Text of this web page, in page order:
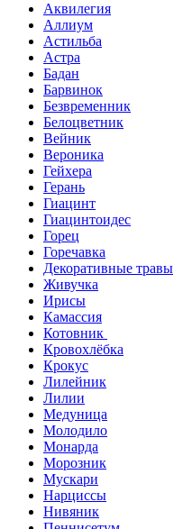
Аквилегия
Аллиум
Астильба
Астра
Бадан
Барвинок
Безвременник
Белоцветник
Вейник
Вероника
Гейхера
Герань
Гиацинт
Гиацинтоидес
Горец
Горечавка
Декоративные травы
Живучка
Ирисы
Камассия
Котовник
Кровохлёбка
Крокус
Лилейник
Лилии
Медуница
Молодило
Монарда
Морозник
Мускари
Нарциссы
Нивяник